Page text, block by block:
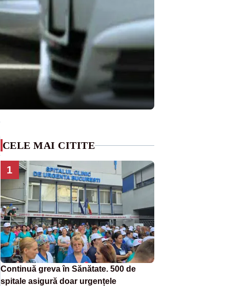
CELE MAI CITITE
1
Continuă greva în Sănătate. 500 de
spitale asigură doar urgențele